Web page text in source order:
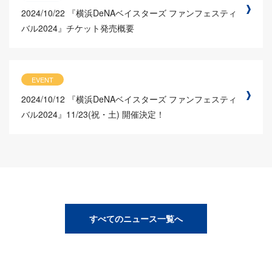
2024/10/22
『横浜DeNAベイスターズ ファンフェスティ
バル2024』チケット発売概要
EVENT
2024/10/12
『横浜DeNAベイスターズ ファンフェスティ
バル2024』11/23(祝・土) 開催決定！
すべてのニュース一覧へ